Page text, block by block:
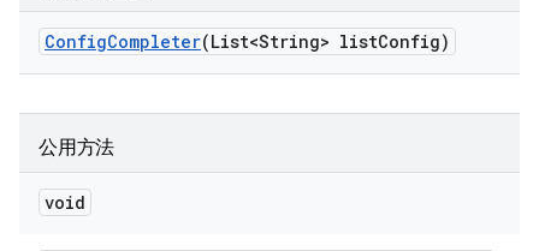
ConfigCompleter(List<String> listConfig)
公用方法
void